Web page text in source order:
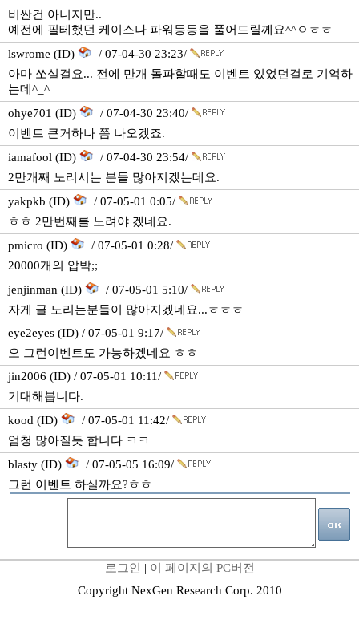
비싼건 아니지만..
예전에 필테했던 케이스나 파워등등을 풀어드릴께요^^ㅇㅎㅎ
lswrome (ID)
/ 07-04-30 23:23/
아마 쏘실걸요... 전에 만개 돌파할때도 이벤트 있었던걸로 기억하
는데^_^
ohye701 (ID)
/ 07-04-30 23:40/
이벤트 큰거하나 쯤 나오겠죠.
iamafool (ID)
/ 07-04-30 23:54/
2만개째 노리시는 분들 많아지겠는데요.
yakpkb (ID)
/ 07-05-01 0:05/
ㅎㅎ 2만번째를 노려야 겠네요.
pmicro (ID)
/ 07-05-01 0:28/
20000개의 압박;;
jenjinman (ID)
/ 07-05-01 5:10/
자게 글 노리는분들이 많아지겠네요...ㅎㅎㅎ
eye2eyes (ID) / 07-05-01 9:17/
오 그런이벤트도 가능하겠네요 ㅎㅎ
jin2006 (ID) / 07-05-01 10:11/
기대해봅니다.
kood (ID)
/ 07-05-01 11:42/
엄청 많아질듯 합니다 ㅋㅋ
blasty (ID)
/ 07-05-05 16:09/
그런 이벤트 하실까요?ㅎㅎ
로그인 | 이 페이지의 PC버전
Copyright NexGen Research Corp. 2010